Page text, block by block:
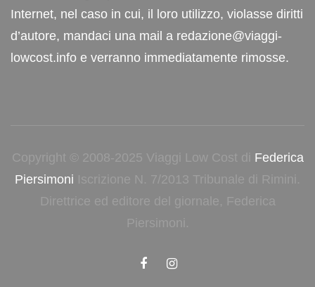
Internet, nel caso in cui, il loro utilizzo, violasse diritti
d’autore, mandaci una mail a redazione@viaggi-
lowcost.info e verranno immediatamente rimosse.
Copyright © 2008-2025 Viaggi Low Cost di Federica
Piersimoni Iscrizione N. 7/2013 Tribunale di Rimini.
Direttrice ed editore del giornale, Federica
Piersimoni.